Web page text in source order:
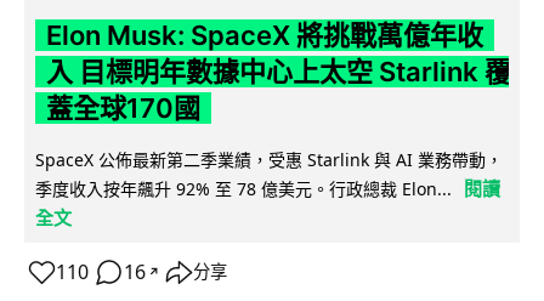
Elon Musk: SpaceX 將挑戰萬億年收
入 目標明年數據中心上太空 Starlink 覆
蓋全球170國
SpaceX 公佈最新第二季業績，受惠 Starlink 與 AI 業務帶動，
季度收入按年飆升 92% 至 78 億美元。行政總裁 Elon...
閱讀
全文
110 16 ↗ 分享